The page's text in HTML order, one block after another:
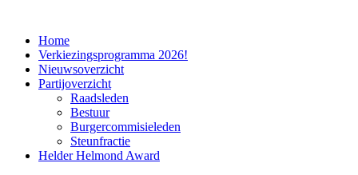
Home
Verkiezingsprogramma 2026!
Nieuwsoverzicht
Partijoverzicht
Raadsleden
Bestuur
Burgercommisieleden
Steunfractie
Helder Helmond Award